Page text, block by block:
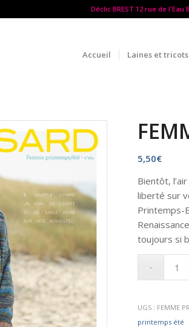
Déclic BREST 12 rue de l'Eau
Accueil Laines et tricots
5,50€
Bientôt,
liberté sur
Printemps-
toujours si
UGS : FEMME
printemps été